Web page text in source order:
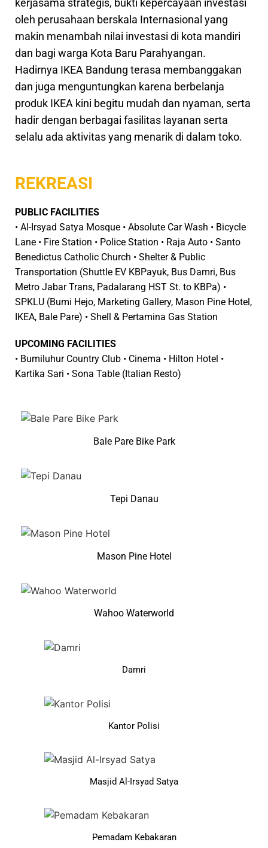
oleh perusahaan berskala Internasional yang
makin menambah nilai investasi di kota mandiri
dan bagi warga Kota Baru Parahyangan.
Hadirnya IKEA Bandung terasa membanggakan
dan juga menguntungkan karena berbelanja
produk IKEA kini begitu mudah dan nyaman, serta
hadir dengan berbagai fasilitas layanan serta
selalu ada aktivitas yang menarik di dalam toko.
REKREASI
PUBLIC FACILITIES
• Al-Irsyad Satya Mosque • Absolute Car Wash • Bicycle
Lane • Fire Station • Police Station • Raja Auto • Santo
Benedictus Catholic Church • Shelter & Public
Transportation (Shuttle EV KBPayuk, Bus Damri, Bus
Metro Jabar Trans, Padalarang HST St. to KBPa) •
SPKLU (Bumi Hejo, Marketing Gallery, Mason Pine Hotel,
IKEA, Bale Pare) • Shell & Pertamina Gas Station
UPCOMING FACILITIES
• Bumiluhur Country Club • Cinema • Hilton Hotel •
Kartika Sari • Sona Table (Italian Resto)
Bale Pare Bike Park
Tepi Danau
Mason Pine Hotel
Wahoo Waterworld
Damri
Kantor Polisi
Masjid Al-Irsyad Satya
Pemadam Kebakaran